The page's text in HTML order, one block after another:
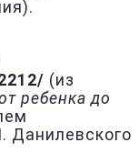
(из
ребенка до
Данилевского